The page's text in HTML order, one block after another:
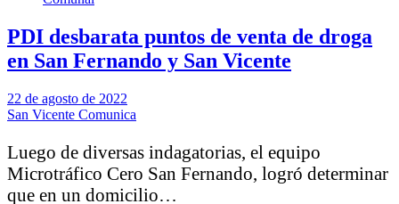
PDI desbarata puntos de venta de droga
en San Fernando y San Vicente
22 de agosto de 2022
San Vicente Comunica
Luego de diversas indagatorias, el equipo
Microtráfico Cero San Fernando, logró determinar
que en un domicilio…